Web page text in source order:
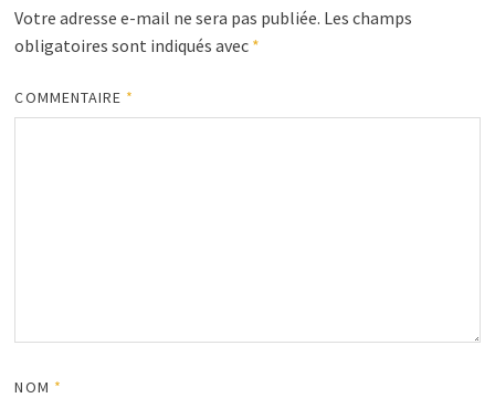
Votre adresse e-mail ne sera pas publiée. Les champs
obligatoires sont indiqués avec *
COMMENTAIRE *
NOM *